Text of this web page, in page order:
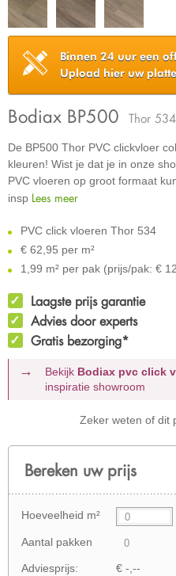
Binnen 24 uur een
Upload hier uw
Bodiax BP500 Thor 534
De BP500 Thor PVC clickvloer
kleuren! Wist je dat je in onze
PVC vloeren op groot formaat
insp Lees meer
PVC click vloeren Thor 534
€ 62,95 per m²
1,99 m² per pak (prijs/pak: €
Laagste prijs garantie
Advies door experts
Gratis bezorging*
Bekijk Bodiax pvc click
inspiratie showroom
Zeker weten of dit
Bereken uw prijs
Hoeveelheid m²
Aantal pakken
Adviesprijs: € -,--